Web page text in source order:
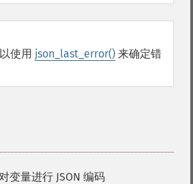
使用 json_last_error() 来确定错
变量进行 JSON 编码